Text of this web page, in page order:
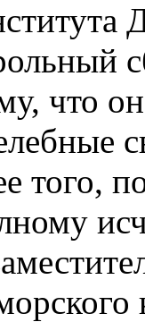
что
того,